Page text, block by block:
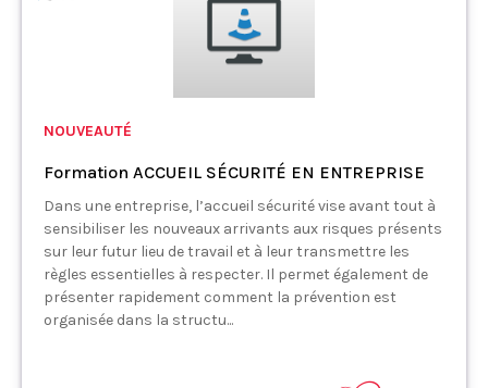
NOUVEAUTÉ
Formation ACCUEIL SÉCURITÉ EN ENTREPRISE
Dans une entreprise, l’accueil sécurité vise avant tout à
sensibiliser les nouveaux arrivants aux risques présents
sur leur futur lieu de travail et à leur transmettre les
règles essentielles à respecter. Il permet également de
présenter rapidement comment la prévention est
organisée dans la structu...